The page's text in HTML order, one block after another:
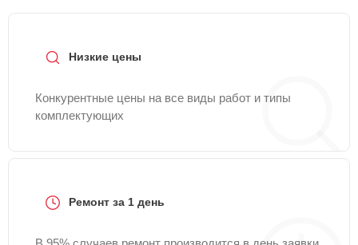
Низкие цены
Конкурентные цены на все виды работ и типы
комплектующих
Ремонт за 1 день